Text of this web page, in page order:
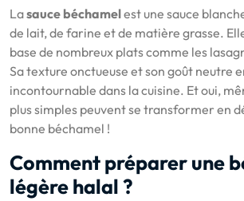
Lasauce béchamelest une sauce
de lait, de farine et de matière grasse.
base de nombreux plats comme les
Sa texture onctueuse et son goût neutre
incontournable dans la cuisine. Et oui,
plus simples peuvent se transformer en
bonne béchamel !
Comment préparer une
légère halal ?